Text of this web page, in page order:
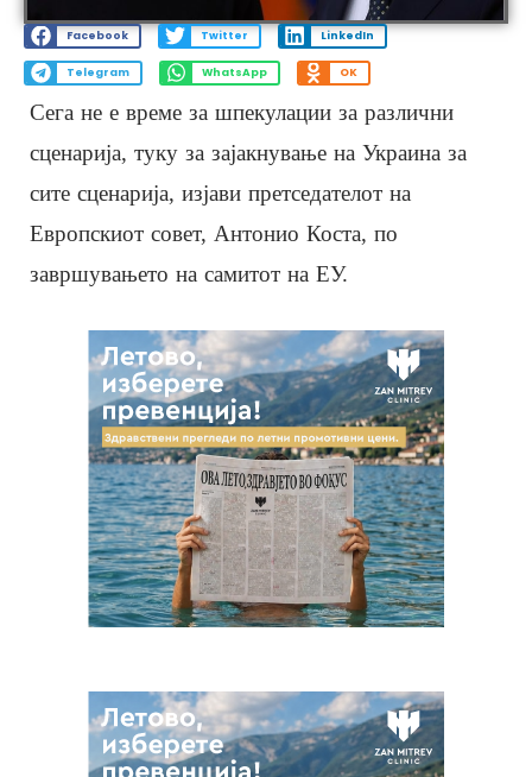
Facebook Twitter LinkedIn
Telegram WhatsApp OK
Сега не е време за шпекулации за различни
сценарија, туку за зајакнување на Украина за
сите сценарија, изјави претседателот на
Европскиот совет, Антонио Коста, по
завршувањето на самитот на ЕУ.